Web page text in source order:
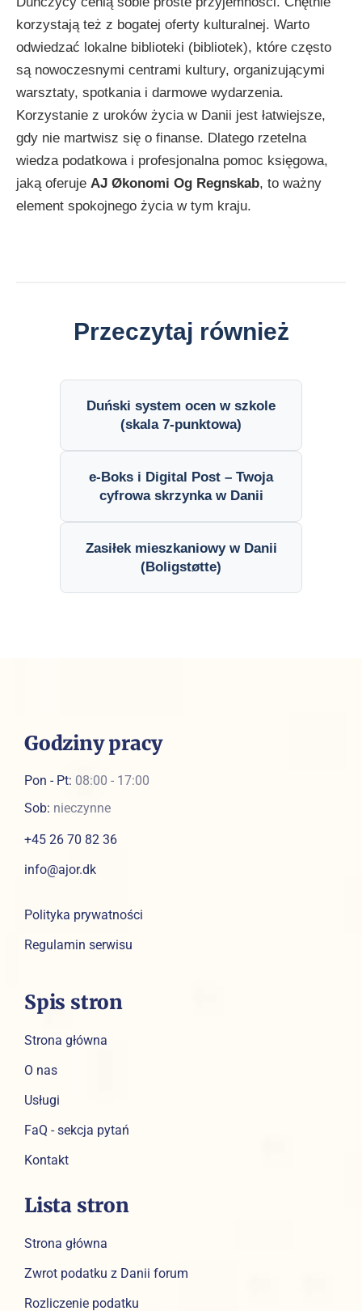
korzystają też z bogatej oferty kulturalnej. Warto
odwiedzać lokalne biblioteki (bibliotek), które często
są nowoczesnymi centrami kultury, organizującymi
warsztaty, spotkania i darmowe wydarzenia.
Korzystanie z uroków życia w Danii jest łatwiejsze,
gdy nie martwisz się o finanse. Dlatego rzetelna
wiedza podatkowa i profesjonalna pomoc księgowa,
jaką oferuje AJ Økonomi Og Regnskab, to ważny
element spokojnego życia w tym kraju.
Przeczytaj również
Duński system ocen w szkole
(skala 7-punktowa)
e-Boks i Digital Post – Twoja
cyfrowa skrzynka w Danii
Zasiłek mieszkaniowy w Danii
(Boligstøtte)
Godziny pracy
Pon - Pt: 08:00 - 17:00
Sob: nieczynne
+45 26 70 82 36
info@ajor.dk
Polityka prywatności
Regulamin serwisu
Spis stron
Strona główna
O nas
Usługi
FaQ - sekcja pytań
Kontakt
Lista stron
Strona główna
Zwrot podatku z Danii forum
Rozliczenie podatku